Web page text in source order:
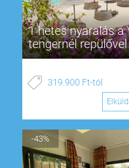
1 hetes nyaralás a
tengernél repülővel
319.900 Ft-tól
-43%